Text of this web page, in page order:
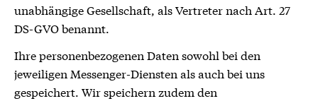
unabhängige Gesellschaft, als Vertreter nach Art. 27
DS-GVO benannt.
Ihre personenbezogenen Daten sowohl bei den
jeweiligen Messenger-Diensten als auch bei uns
gespeichert. Wir speichern zudem den